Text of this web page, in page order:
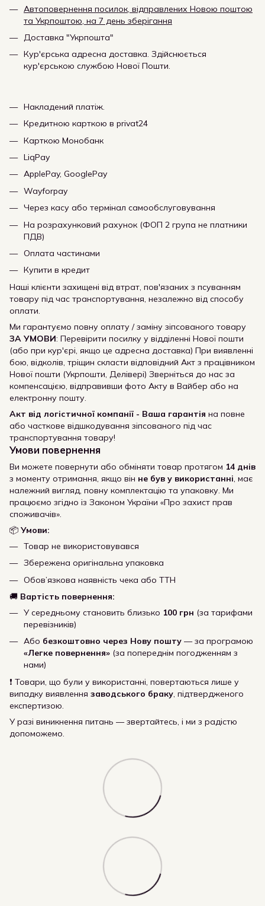
Автоповернення посилок, відправлених Новою поштою
та Укрпоштою, на 7 день зберігання
Доставка "Укрпошта"
Кур'єрська адресна доставка. Здійснюється
кур'єрською службою Нової Пошти.
Накладений платіж.
Кредитною карткою в privat24
Карткою Монобанк
LiqPay
ApplePay, GooglePay
Wayforpay
Через касу або термінал самообслуговування
На розрахунковий рахунок (ФОП 2 група не платники
ПДВ)
Оплата частинами
Купити в кредит
Наші клієнти захищені від втрат, пов'язаних з псуванням
товару під час транспортування, незалежно від способу
оплати.
Ми гарантуємо повну оплату / заміну зіпсованого товару
ЗА УМОВИ: Перевірити посилку у відділенні Нової пошти
(або при кур'єрі, якщо це адресна доставка) При виявленні
бою, відколів, тріщин скласти відповідний Акт з працівником
Нової пошти (Укрпошти, Делівері) Зверніться до нас за
компенсацією, відправивши фото Акту в Вайбер або на
електронну пошту.
Акт від логістичної компанії - Ваша гарантія на повне
або часткове відшкодування зіпсованого під час
транспортування товару!
Умови повернення
Ви можете повернути або обміняти товар протягом 14 днів
з моменту отримання, якщо він не був у використанні, має
належний вигляд, повну комплектацію та упаковку. Ми
працюємо згідно із Законом України «Про захист прав
споживачів».
📦 Умови:
Товар не використовувався
Збережена оригінальна упаковка
Обов’язкова наявність чека або ТТН
🚚 Вартість повернення:
У середньому становить близько 100 грн (за тарифами
перевізників)
Або безкоштовно через Нову пошту — за програмою
«Легке повернення» (за попереднім погодженням з
нами)
❗ Товари, що були у використанні, повертаються лише у
випадку виявлення заводського браку, підтвердженого
експертизою.
У разі виникнення питань — звертайтесь, і ми з радістю
допоможемо.